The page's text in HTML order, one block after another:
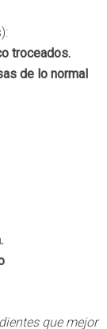
troceados.
de lo normal
que mejor